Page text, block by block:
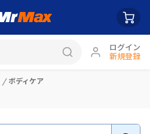
ログイン
新規登録
ボディケア